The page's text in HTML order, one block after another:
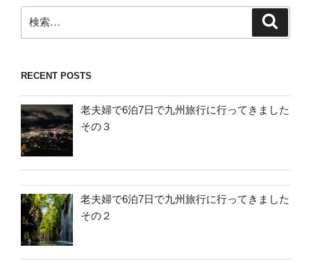
索:
RECENT POSTS
老夫婦で6泊7日で九州旅行に行ってきました
その３
老夫婦で6泊7日で九州旅行に行ってきました
その２